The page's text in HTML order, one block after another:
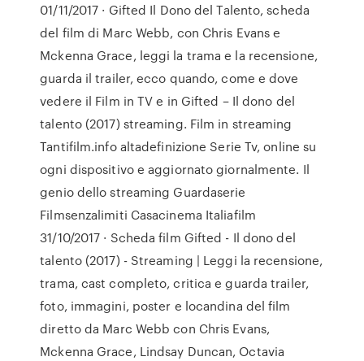
01/11/2017 · Gifted Il Dono del Talento, scheda
del film di Marc Webb, con Chris Evans e
Mckenna Grace, leggi la trama e la recensione,
guarda il trailer, ecco quando, come e dove
vedere il Film in TV e in Gifted – Il dono del
talento (2017) streaming. Film in streaming
Tantifilm.info altadefinizione Serie Tv, online su
ogni dispositivo e aggiornato giornalmente. Il
genio dello streaming Guardaserie
Filmsenzalimiti Casacinema Italiafilm
31/10/2017 · Scheda film Gifted - Il dono del
talento (2017) - Streaming | Leggi la recensione,
trama, cast completo, critica e guarda trailer,
foto, immagini, poster e locandina del film
diretto da Marc Webb con Chris Evans,
Mckenna Grace, Lindsay Duncan, Octavia